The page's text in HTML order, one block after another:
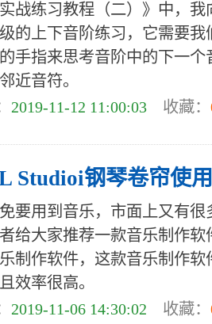
战练习教程（二）》中，
的上下音阶练习，它需要
手指来思考音阶中的下一
近音符。
2019-11-12 11:00:03 收藏：
Studioi钢琴卷帘使
要用到音乐，市面上又有
给大家推荐一款音乐制作软
制作软件，这款音乐制作
效率很高。
2019-11-06 14:30:02 收藏：